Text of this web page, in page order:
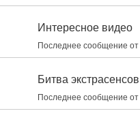
Интересное видео
Последнее сообщение от
Битва экстрасенсов
Последнее сообщение от